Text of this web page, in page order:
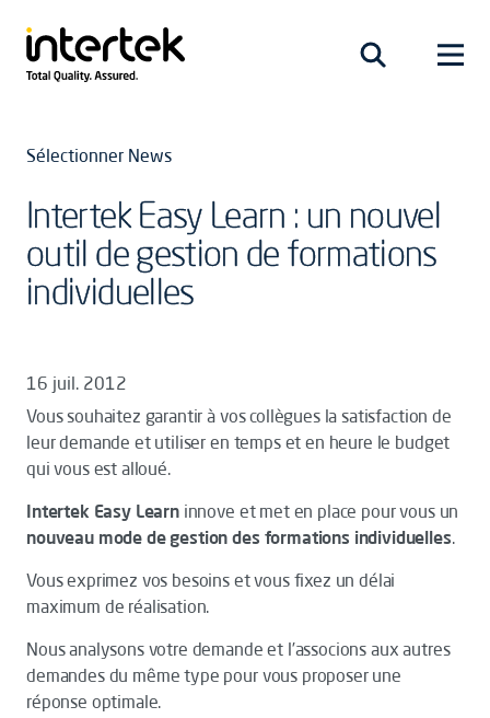
Sélectionner News
Intertek Easy Learn : un nouvel
outil de gestion de formations
individuelles
16 juil. 2012
Vous souhaitez garantir à vos collègues la satisfaction de
leur demande et utiliser en temps et en heure le budget
qui vous est alloué.
Intertek Easy Learninnove et met en place pour vous un
nouveau mode de gestion des formations individuelles.
Vous exprimez vos besoins et vous fixez un délai
maximum de réalisation.
Nous analysons votre demande et l’associons aux autres
demandes du même type pour vous proposer une
réponse optimale.